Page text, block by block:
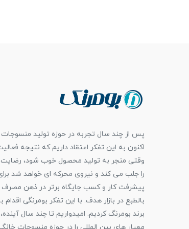
پس از چند سال تجربه در حوزه تولید منسوجات
اکنون به این تفکر اعتقاد داریم که نتیجه
وقتی منجر به تولید محصول خوب شود،
را جلب می کند و نیروی محرکه ای خواهد شد
پیشرفت کار و کسب جایگاه برتر در ذهن مصرف
بالطبع در بازار هدف. با این تفکر بومرنگی اقدام
برند بومرنگ کردیم. امیدواریم تا چند سال